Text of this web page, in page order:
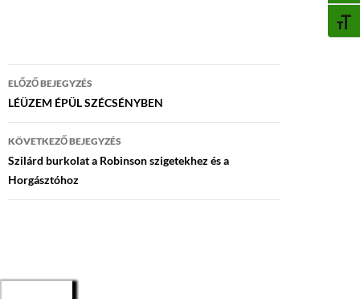
Bejegyzés
navigáció
ELŐZŐ BEJEGYZÉS
LÉÜZEM ÉPÜL SZÉCSÉNYBEN
KÖVETKEZŐ BEJEGYZÉS
Szilárd burkolat a Robinson szigetekhez és a
Horgásztóhoz